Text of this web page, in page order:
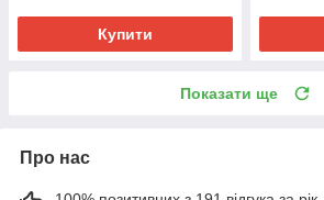
Купити
Показати ще
Про нас